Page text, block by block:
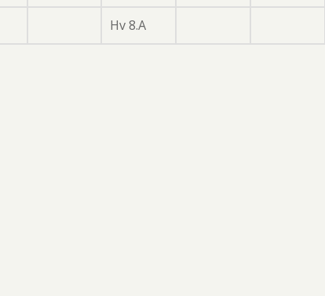
Hv 8.A